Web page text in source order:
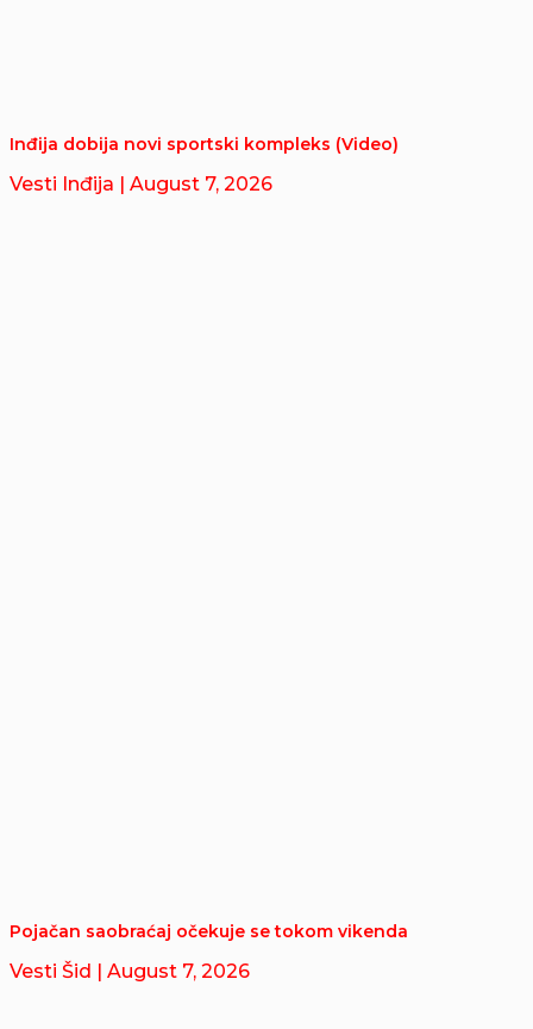
Inđija dobija novi sportski kompleks (Video)
Vesti Inđija | August 7, 2026
Pojačan saobraćaj očekuje se tokom vikenda
Vesti Šid | August 7, 2026